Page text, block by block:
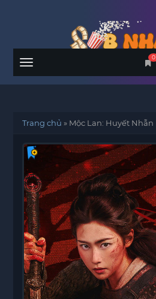
Menu
0
Trang chủ » Mộc Lan: Huyết Nhẫn